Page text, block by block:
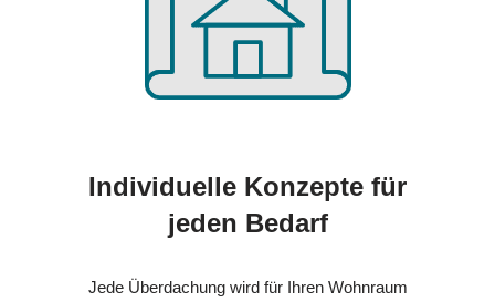
Individuelle Konzepte für
jeden Bedarf
Jede Überdachung wird für Ihren Wohnraum